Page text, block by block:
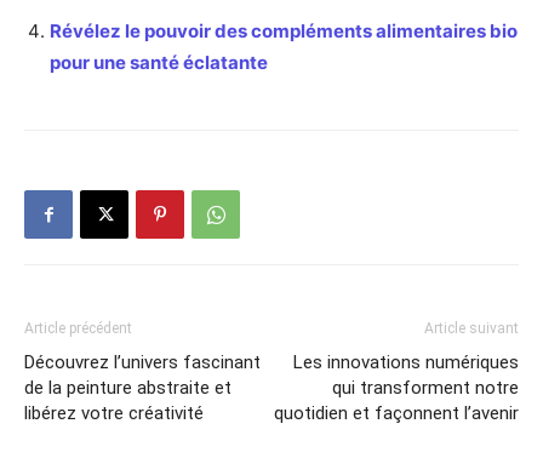
Révélez le pouvoir des compléments alimentaires bio
pour une santé éclatante
Article précédent
Découvrez l’univers fascinant
de la peinture abstraite et
libérez votre créativité
Article suivant
Les innovations numériques
qui transforment notre
quotidien et façonnent l’avenir